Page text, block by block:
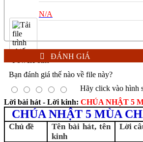
N/A
ĐÁNH GIÁ
Bạn đánh giá thế nào về file này?
Hãy click vào hình
Lời bài hát - Lời kinh: CHÚA NHẬT 5
CHÚA NHẬT 5MÙA
Chủ đề
Tên bài hát, tên
kinh
Lời